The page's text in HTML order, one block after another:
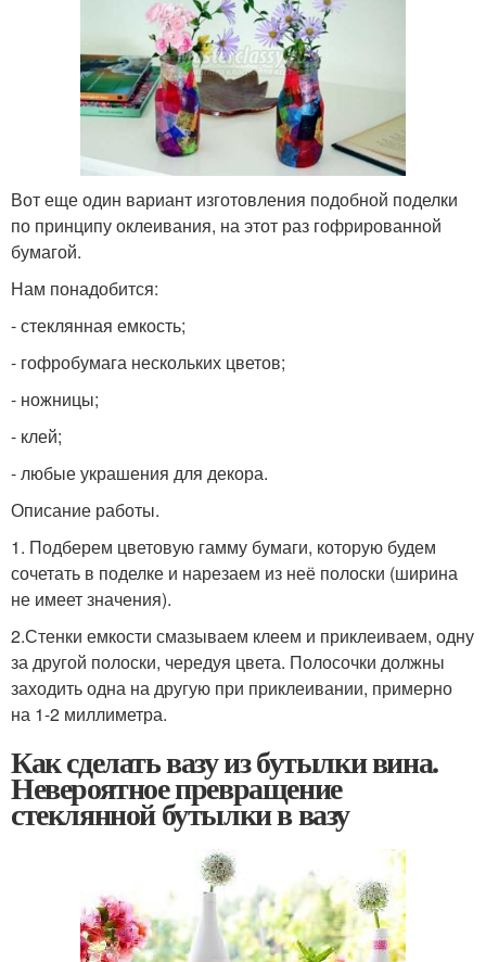
Вот еще один вариант изготовления подобной поделки
по принципу оклеивания, на этот раз гофрированной
бумагой.
Нам понадобится:
- стеклянная емкость;
- гофробумага нескольких цветов;
- ножницы;
- клей;
- любые украшения для декора.
Описание работы.
1. Подберем цветовую гамму бумаги, которую будем
сочетать в поделке и нарезаем из неё полоски (ширина
не имеет значения).
2.Стенки емкости смазываем клеем и приклеиваем, одну
за другой полоски, чередуя цвета. Полосочки должны
заходить одна на другую при приклеивании, примерно
на 1-2 миллиметра.
Как сделать вазу из бутылки вина.
Невероятное превращение
стеклянной бутылки в вазу